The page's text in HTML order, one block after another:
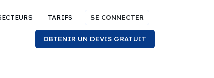
TARIFS SE CONNECTER
OBTENIR UN DEVIS GRATUIT